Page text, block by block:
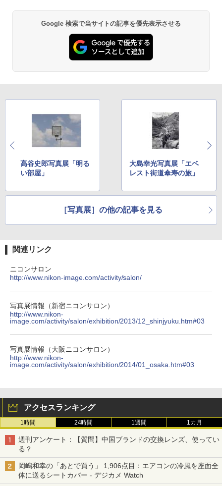
Google 検索で当サイトの記事を優先表示させる
高谷史郎写真展「明る
い部屋」
大島幸光写真展「エベ
レスト街道傘寿の旅」
［写真展］の他の記事を見る
関連リンク
ニコンサロン
http://www.nikon-image.com/activity/salon/
写真展情報（新宿ニコンサロン）
http://www.nikon-
image.com/activity/salon/exhibition/2013/12_shinjyuku.htm#03
写真展情報（大阪ニコンサロン）
http://www.nikon-
image.com/activity/salon/exhibition/2014/01_osaka.htm#03
アクセスランキング
1時間 24時間 1週間 1カ月
週刊アンケート：【質問】中国ブランドの交換レンズ、使ってい
る？
岡嶋和幸の「あとで買う」 1,906点目：エアコンの冷風を座面全
体に送るシートカバー - デジカメ Watch